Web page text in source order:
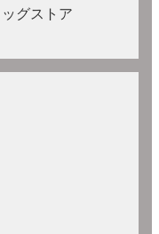
グストア